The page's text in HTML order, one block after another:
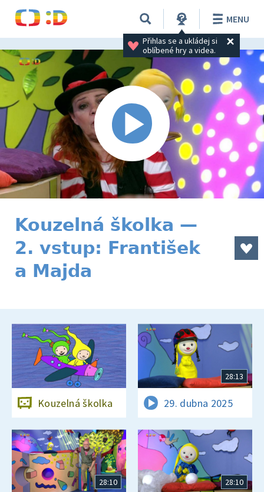
Přihlas se a ukládej si
oblíbené hry a videa.
MENU
Kouzelná školka —
2. vstup: František
a Majda
Kouzelná školka
28:13
29. dubna 2025
28:10 28:10